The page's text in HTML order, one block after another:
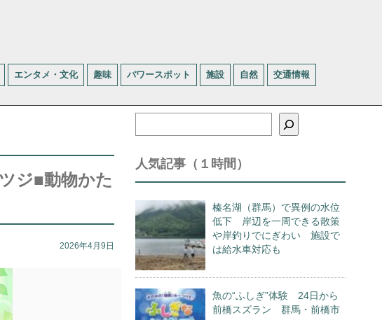
エンタメ・文化 趣味 パワースポット 施設 自然 交通情報
ジ■動物かた
2026年4月9日
索
人気記事（１時間）
榛名湖（群馬）で異例の水位
低下 岸辺を一周できる散策
や岸釣りでにぎわい 施設で
は給水車対応も
魚の“ふしぎ”体験 24日から
前橋スズラン 群馬・前橋市